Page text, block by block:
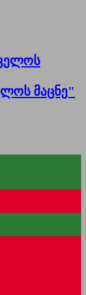
მაცნე"